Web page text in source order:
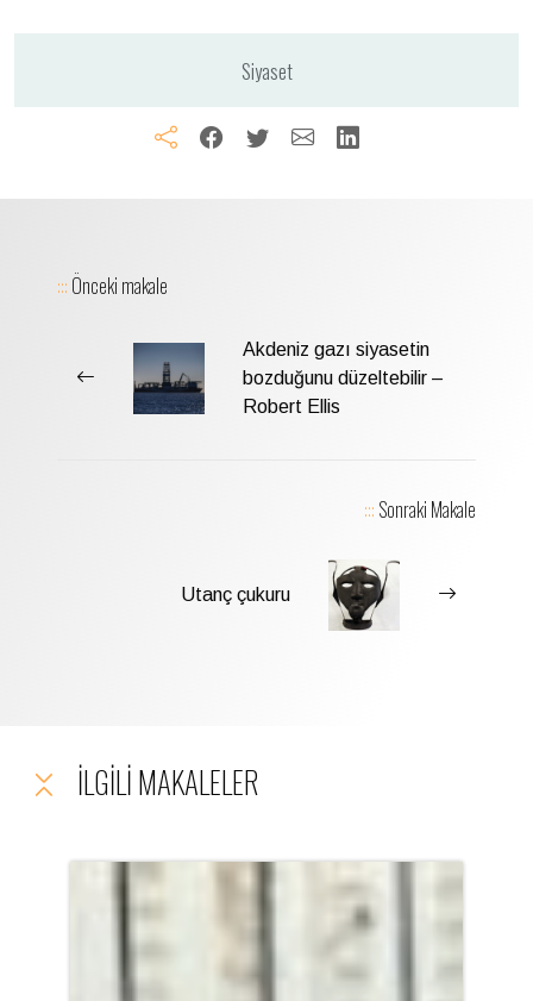
Siyaset
::: Önceki makale
Akdeniz gazı siyasetin
bozduğunu düzeltebilir –
Robert Ellis
::: Sonraki Makale
Utanç çukuru
İLGILI MAKALELER